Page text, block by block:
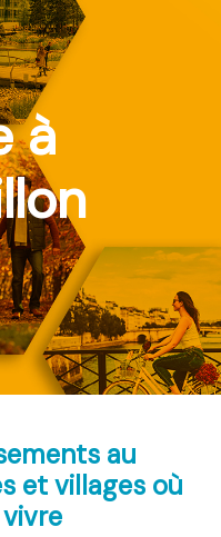
à
au
et villages où